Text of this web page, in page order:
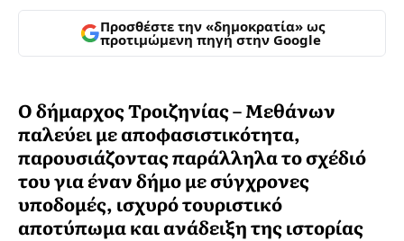
Προσθέστε την «δημοκρατία» ως
προτιμώμενη πηγή στην Google
Ο δήμαρχος Τροιζηνίας – Μεθάνων
παλεύει με αποφασιστικότητα,
παρουσιάζοντας παράλληλα το σχέδιό
του για έναν δήμο με σύγχρονες
υποδομές, ισχυρό τουριστικό
αποτύπωμα και ανάδειξη της ιστορίας